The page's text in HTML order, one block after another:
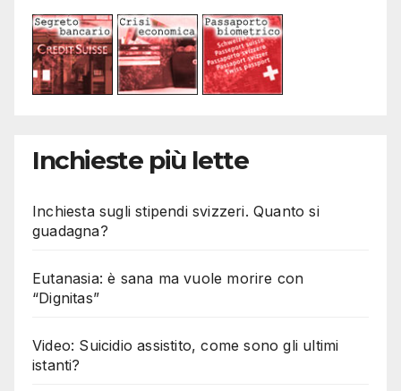
Inchieste più lette
Inchiesta sugli stipendi svizzeri. Quanto si
guadagna?
Eutanasia: è sana ma vuole morire con
“Dignitas”
Video: Suicidio assistito, come sono gli ultimi
istanti?